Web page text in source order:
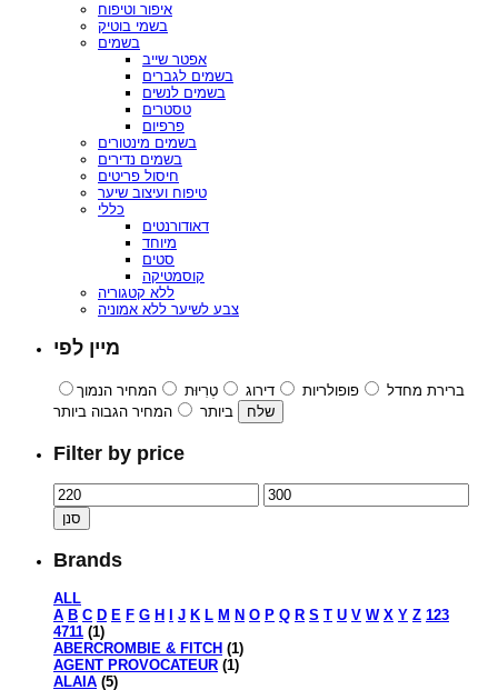
איפור וטיפוח
בשמי בוטיק
בשמים
אפטר שייב
בשמים לגברים
בשמים לנשים
טסטרים
פרפיום
בשמים מינטורים
בשמים נדירים
חיסול פריטים
טיפוח ועיצוב שיער
כללי
דאודורנטים
מיוחד
סטים
קוסמטיקה
ללא קטגוריה
צבע לשיער ללא אמוניה
מיין לפי
ברירת מחדל פופולריות דירוג טְרִיוּת
המחיר הנמוך
ביותר
המחיר הגבוה ביותר
Filter by price
סנן
Brands
ALL
A B C D E F G H J K L M N O P Q R S T U V W X Y Z 123
4711 (1)
ABERCROMBIE & FITCH (1)
AGENT PROVOCATEUR (1)
ALAIA (5)